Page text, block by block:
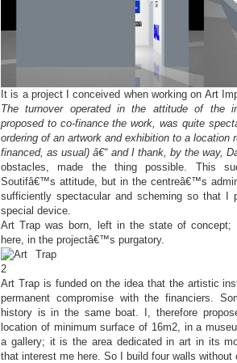
It is a project I conceived when working on Art
The turnover operated in the attitude of the
proposed to co-finance the work, was quite
ordering of an artwork and exhibition to a location
financed, as usual) â€“ and I thank, by the way,
obstacles, made the thing possible. This
Soutifâ€™s attitude, but in the centreâ€™s
sufficiently spectacular and scheming so that I
special device.
Art Trap was born, left in the state of
here, in the projectâ€™s purgatory.
Art Trap is funded on the idea that the artistic
permanent compromise with the financiers.
history is in the same boat. I, therefore
location of minimum surface of 16m2, in a
a gallery; it is the area dedicated in art in its
that interest me here. So I build four walls